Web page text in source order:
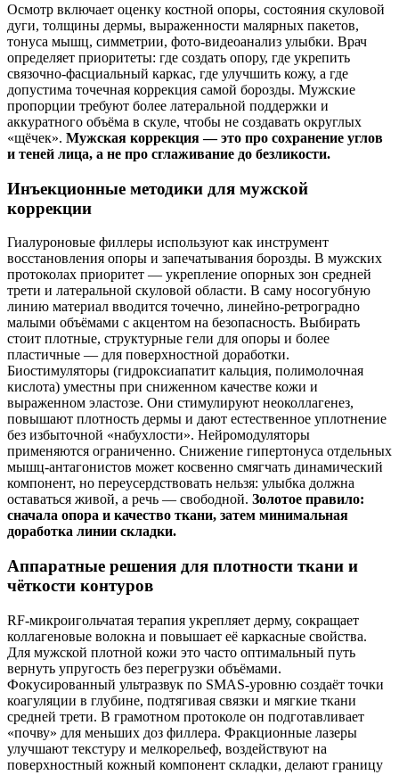
Осмотр включает оценку костной опоры, состояния скуловой
дуги, толщины дермы, выраженности малярных пакетов,
тонуса мышц, симметрии, фото‑видеоанализ улыбки. Врач
определяет приоритеты: где создать опору, где укрепить
связочно‑фасциальный каркас, где улучшить кожу, а где
допустима точечная коррекция самой борозды. Мужские
пропорции требуют более латеральной поддержки и
аккуратного объёма в скуле, чтобы не создавать округлых
«щёчек». Мужская коррекция — это про сохранение углов
и теней лица, а не про сглаживание до безликости.
Инъекционные методики для мужской
коррекции
Гиалуроновые филлеры используют как инструмент
восстановления опоры и запечатывания борозды. В мужских
протоколах приоритет — укрепление опорных зон средней
трети и латеральной скуловой области. В саму носогубную
линию материал вводится точечно, линейно‑ретроградно
малыми объёмами с акцентом на безопасность. Выбирать
стоит плотные, структурные гели для опоры и более
пластичные — для поверхностной доработки.
Биостимуляторы (гидроксиапатит кальция, полимолочная
кислота) уместны при сниженном качестве кожи и
выраженном эластозе. Они стимулируют неоколлагенез,
повышают плотность дермы и дают естественное уплотнение
без избыточной «набухлости». Нейромодуляторы
применяются ограниченно. Снижение гипертонуса отдельных
мышц‑антагонистов может косвенно смягчать динамический
компонент, но переусердствовать нельзя: улыбка должна
оставаться живой, а речь — свободной. Золотое правило:
сначала опора и качество ткани, затем минимальная
доработка линии складки.
Аппаратные решения для плотности ткани и
чёткости контуров
RF‑микроигольчатая терапия укрепляет дерму, сокращает
коллагеновые волокна и повышает её каркасные свойства.
Для мужской плотной кожи это часто оптимальный путь
вернуть упругость без перегрузки объёмами.
Фокусированный ультразвук по SMAS‑уровню создаёт точки
коагуляции в глубине, подтягивая связки и мягкие ткани
средней трети. В грамотном протоколе он подготавливает
«почву» для меньших доз филлера. Фракционные лазеры
улучшают текстуру и мелкорельеф, воздействуют на
поверхностный кожный компонент складки, делают границу